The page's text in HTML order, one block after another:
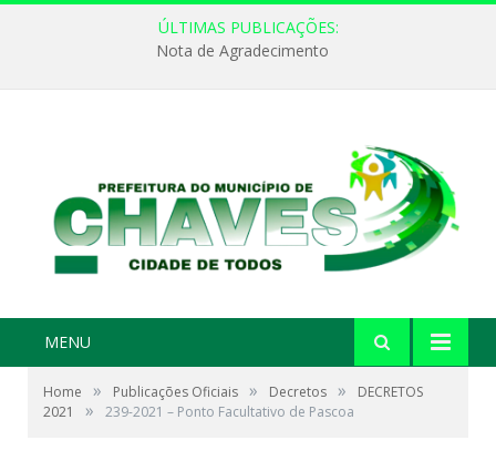
ÚLTIMAS PUBLICAÇÕES:
Nota de Agradecimento
MENU
Home » Publicações Oficiais » Decretos »
DECRETOS
2021
» 239-2021 – Ponto Facultativo de Pascoa